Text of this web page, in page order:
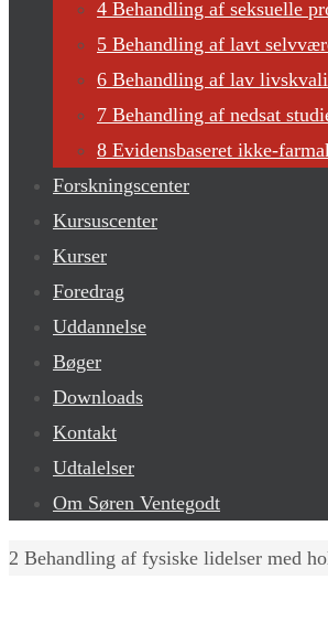
4 Behandling af seksuelle
5 Behandling af lavt
6 Behandling af lav
7 Behandling af nedsat
8 Evidensbaseret ikke-
Forskningscenter
Kursuscenter
Kurser
Foredrag
Uddannelse
Bøger
Downloads
Kontakt
Udtalelser
Om Søren Ventegodt
Home
2 Behandling af fysiske lidelser med